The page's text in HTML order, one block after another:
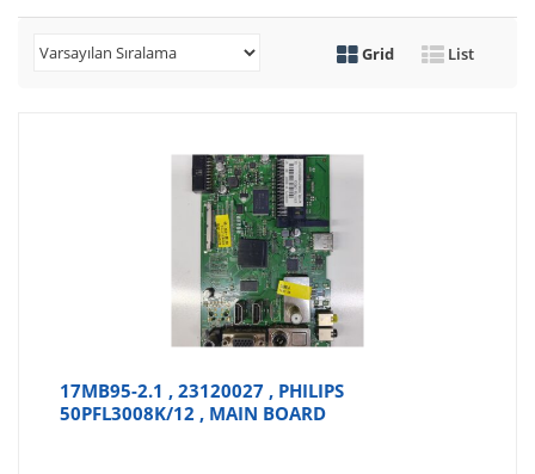
Grid List
17MB95-2.1 , 23120027 , PHILIPS
50PFL3008K/12 , MAIN BOARD